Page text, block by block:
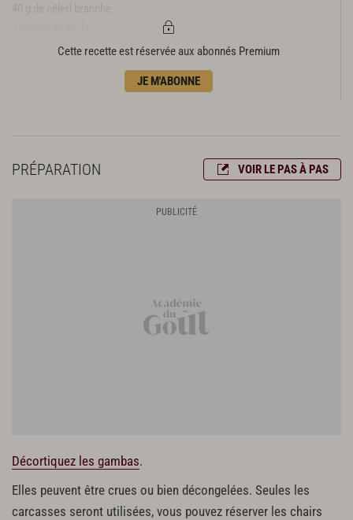
40 g de céleri branche
8 filaments de safran
Cette recette est réservée aux abonnés Premium
JE M'ABONNE
PRÉPARATION VOIR LE PAS À PAS
Décortiquez les gambas.
Elles peuvent être crues ou bien décongelées. Seules les
carcasses seront utilisées, vous pouvez réserver les chairs